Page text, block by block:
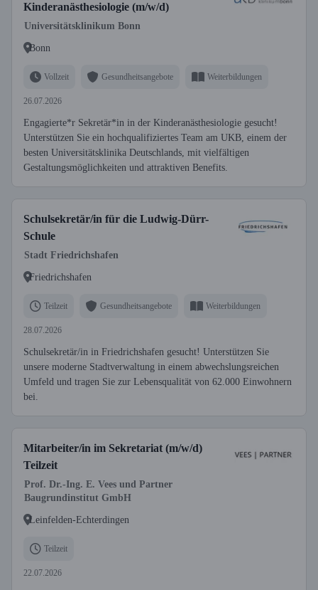
Kinderanästhesiologie (m/w/d)
Universitätsklinikum Bonn
Bonn
Vollzeit Gesundheitsangebote Weiterbildungen
26.07.2026
Engagierte*r Sekretär*in in der Kinderanästhesiologie gesucht!
Unterstützen Sie ein hochqualifiziertes Team am UKB, einem der
besten Universitätsklinika Deutschlands, mit vielfältigen
Gestaltungsmöglichkeiten und attraktiven Benefits.
Schulsekretär/in für die Ludwig-Dürr-
Schule
Stadt Friedrichshafen
Friedrichshafen
Teilzeit Gesundheitsangebote Weiterbildungen
28.07.2026
Schulsekretär/in in Friedrichshafen gesucht! Unterstützen Sie
unsere moderne Stadtverwaltung in einem abwechslungsreichen
Umfeld und tragen Sie zur Lebensqualität von 62.000 Einwohnern
bei.
Mitarbeiter/in im Sekretariat (m/w/d)
Teilzeit
Prof. Dr.-Ing. E. Vees und Partner
Baugrundinstitut GmbH
Leinfelden-Echterdingen
Teilzeit
22.07.2026